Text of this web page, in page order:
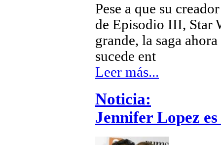
Pese a que su
de Episodio III, Star
grande, la saga
sucede ent
Leer más...
Noticia:
Jennifer Lopez